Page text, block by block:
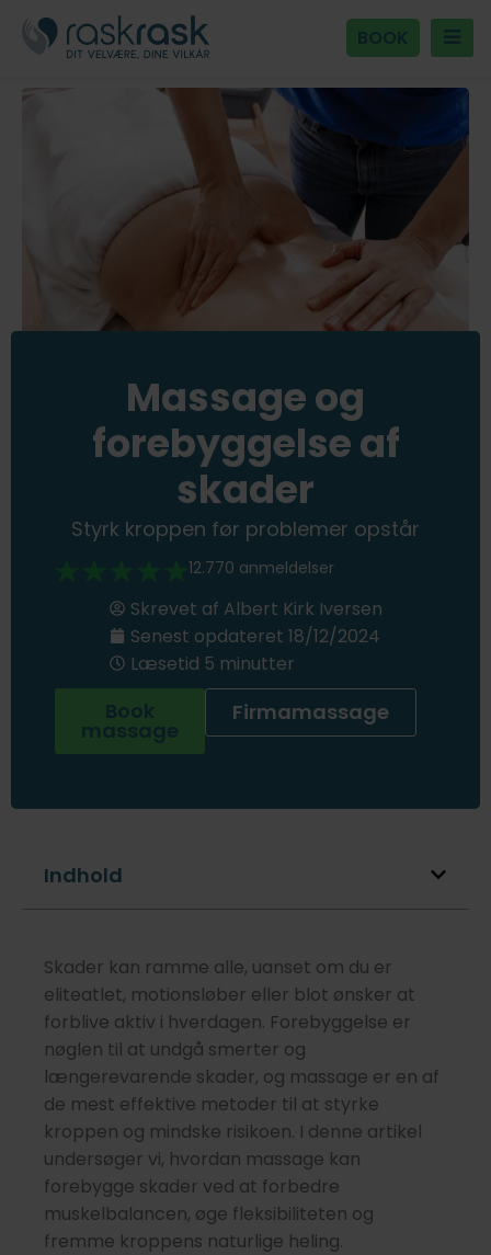
BOOK
Massage og
forebyggelse af
skader
Styrk kroppen før problemer opstår
12.770 anmeldelser
Skrevet af Albert Kirk Iversen
Senest opdateret 18/12/2024
Læsetid 5 minutter
Book
massage
Firmamassage
Indhold
Skader kan ramme alle, uanset om du er
eliteatlet, motionsløber eller blot ønsker at
forblive aktiv i hverdagen. Forebyggelse er
nøglen til at undgå smerter og
længerevarende skader, og massage er en af
de mest effektive metoder til at styrke
kroppen og mindske risikoen. I denne artikel
undersøger vi, hvordan massage kan
forebygge skader ved at forbedre
muskelbalancen, øge fleksibiliteten og
fremme kroppens naturlige heling.